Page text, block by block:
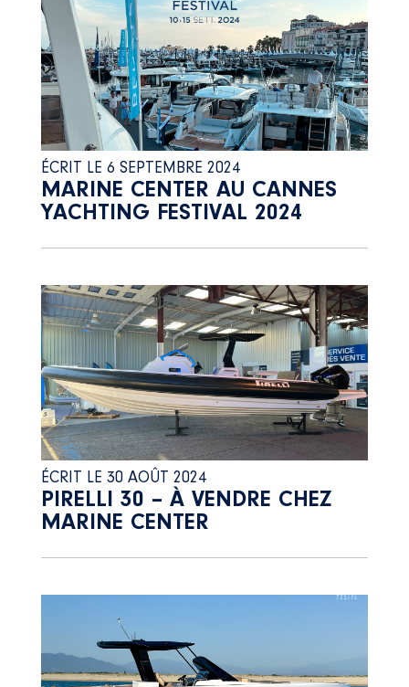
ÉCRIT LE 6 SEPTEMBRE 2024
MARINE CENTER AU CANNES
YACHTING FESTIVAL 2024
ÉCRIT LE 30 AOÛT 2024
PIRELLI 30 – À VENDRE CHEZ
MARINE CENTER